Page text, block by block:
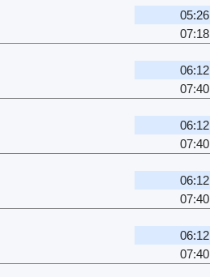
05:26
07:18
06:12
07:40
06:12
07:40
06:12
07:40
06:12
07:40